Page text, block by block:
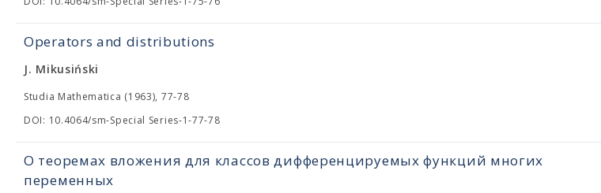
Operators and distributions
J. Mikusiński
Studia Mathematica (1963), 77-78
DOI: 10.4064/sm-Special Series-1-77-78
О теоремах вложения для классов дифференцируемых функций многих
переменных